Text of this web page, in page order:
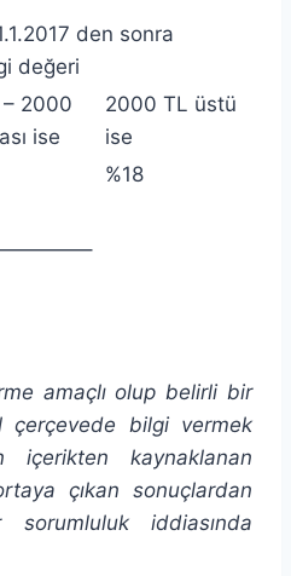
den sonra
değeri
2000
ise
2000 TL üstü
ise
%18
amaçlı olup belirli bir
çerçevede bilgi vermek
içerikten
kaynaklanan
çıkan sonuçlardan
iddiasında